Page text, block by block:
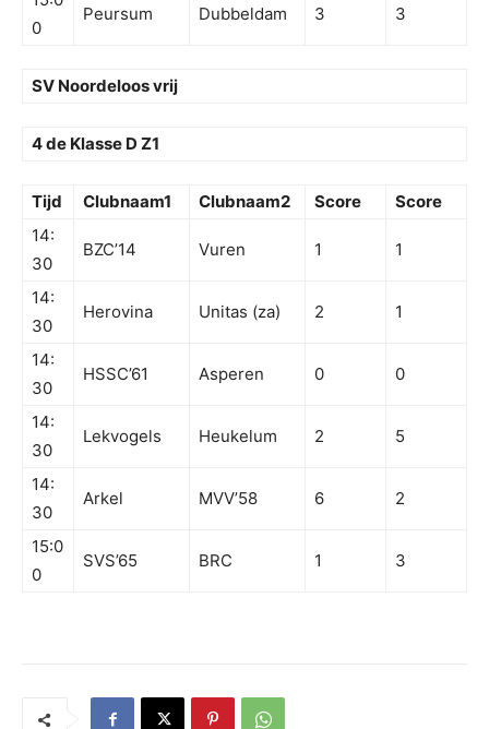
0
Peursum Dubbeldam 3 3
SV Noordeloos vrij
4 de Klasse D Z1
Tijd Clubnaam1 Clubnaam2 Score
Score
14:
30
BZC’14 Vuren 1 1
14:
30
Herovina Unitas (za) 2 1
14:
30
HSSC’61 Asperen 0 0
14:
30
Lekvogels Heukelum 2 5
14:
30
Arkel MVV’58 6 2
15:0
0
SVS’65 BRC 1 3